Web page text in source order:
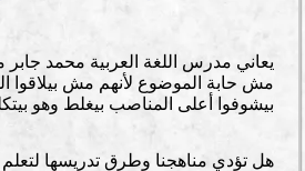
يعاني مدرس اللغة العربية محمد جابر
مش حابة الموضوع لأنهم مش بيلاقوا
بيشوفوا أعلى المناصب بيغلط وهو
هل تؤدي مناهجنا وطرق تدريسها لتعلم